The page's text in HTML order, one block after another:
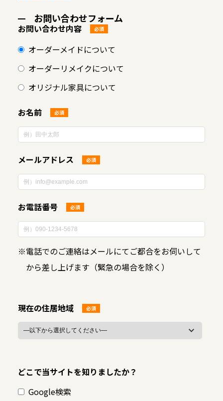
お問い合わせフォーム
お問い合わせ内容 必須
オーダーメイドについて
オーダーリメイクについて
オリジナル家具について
お名前 必須
メールアドレス 必須
お電話番号 必須
※電話でのご連絡はメールにてご都合をお伺いして
から差し上げます（緊急の場合を除く）
現在の住居地域 必須
どこで当サイトを知りましたか？
Google検索